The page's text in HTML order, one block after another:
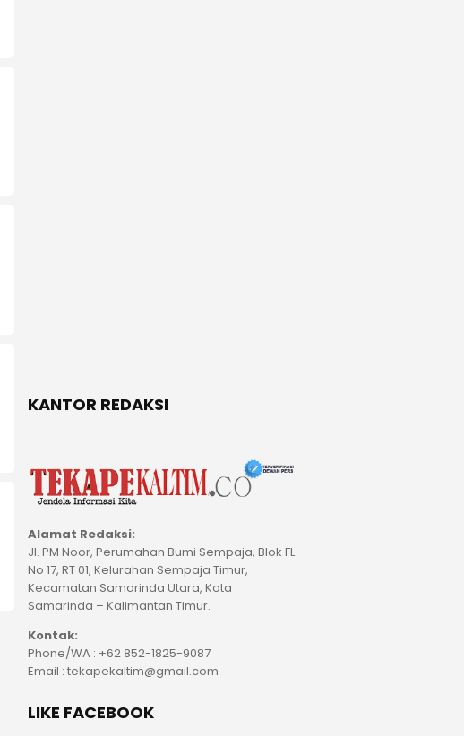
KANTOR REDAKSI
Alamat Redaksi:
Jl. PM Noor, Perumahan Bumi Sempaja, Blok FL
No 17, RT 01, Kelurahan Sempaja Timur,
Kecamatan Samarinda Utara, Kota
Samarinda – Kalimantan Timur.
Kontak:
Phone/WA : +62 852-1825-9087
Email : tekapekaltim@gmail.com
LIKE FACEBOOK